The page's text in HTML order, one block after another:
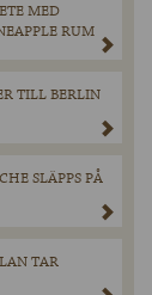
MED
RUM
TILL BERLIN
SLÄPPS PÅ
TAR